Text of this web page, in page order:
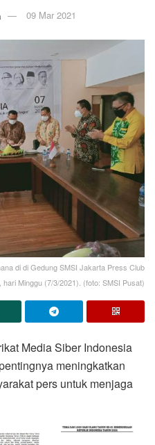
09 Mar 2021
di di Gedung SMSI Jakarta Press Club
Minggu (7/3/2021). (foto: SMSI Pusat)
Media Siber Indonesia
meningkatkan
pers untuk menjaga